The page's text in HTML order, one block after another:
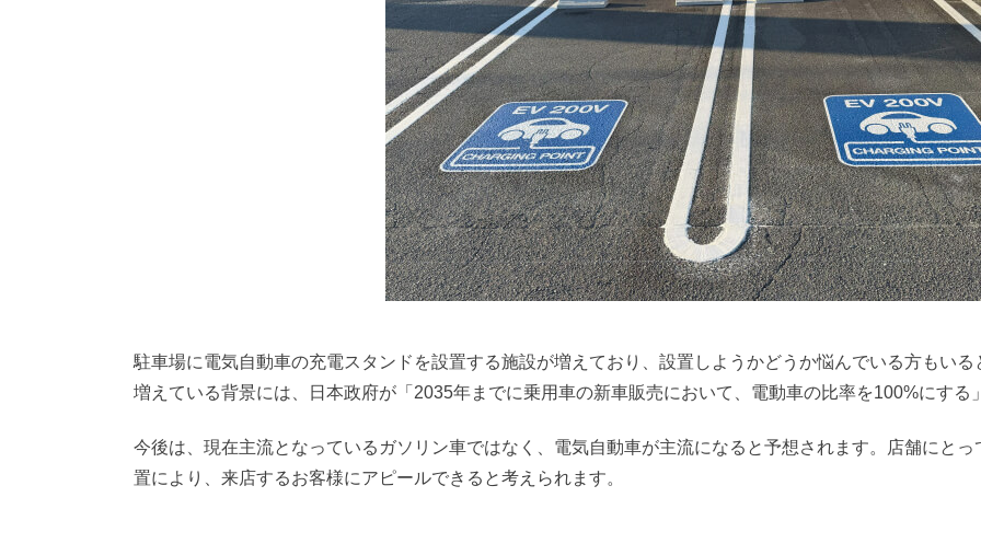
駐車場に電気自動車の充電スタンドを設置する施設が増えており、設置しようかどうか悩んでいる方もい
増えている背景には、日本政府が「2035年までに乗用車の新車販売において、電動車の比率を100%にす
今後は、現在主流となっているガソリン車ではなく、電気自動車が主流になると予想されます。店舗にと
置により、来店するお客様にアピールできると考えられます。